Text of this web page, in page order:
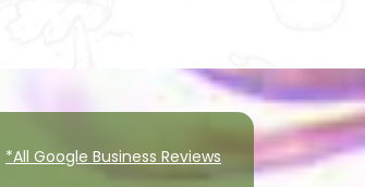
*All Google Business Reviews